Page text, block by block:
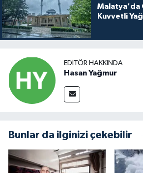
Malatya'da
Kuvvetli
EDITÖR HAKKINDA
Hasan Yağmur
Bunlar da ilginizi çekebilir